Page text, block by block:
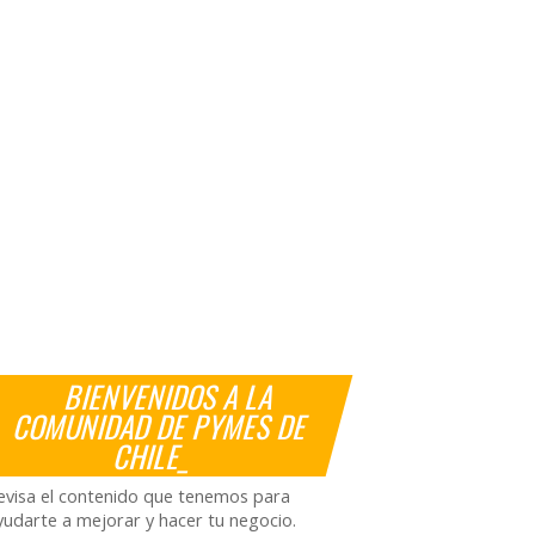
BIENVENIDOS A LA
COMUNIDAD DE PYMES DE
CHILE_
el contenido que tenemos para
a mejorar y hacer tu negocio.